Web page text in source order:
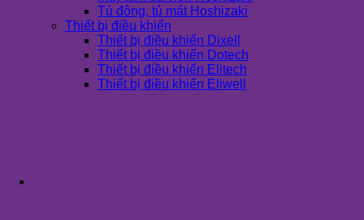
Tủ đông, tủ mát Hoshizaki
Thiết bị điều khiển
Thiết bị điều khiển Dixell
Thiết bị điều khiển Dotech
Thiết bị điều khiển Elitech
Thiết bị điều khiển Eliwell